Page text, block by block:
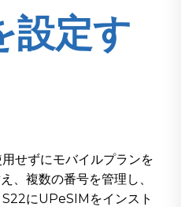
定す
せずにモバイルプランを
、複数の番号を管理し、
にUPeSIMをインスト